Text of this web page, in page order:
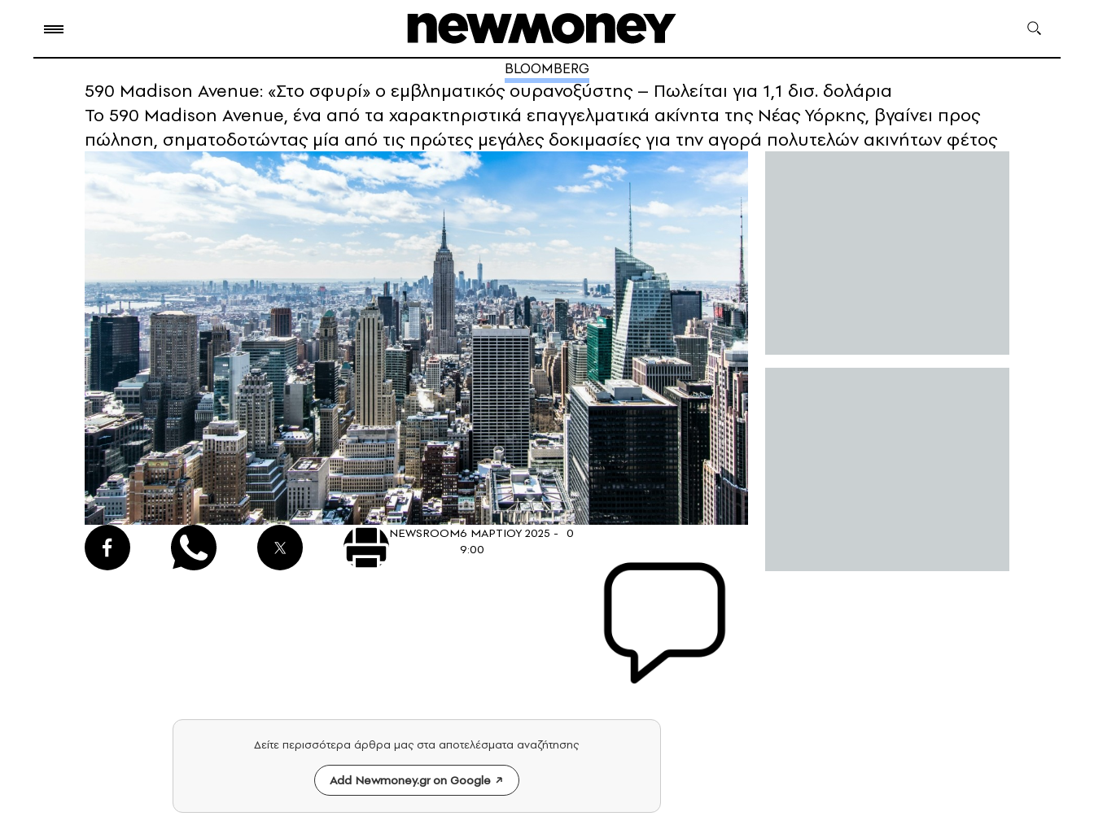
BLOOMBERG
590 Madison Avenue: «Στο σφυρί» ο εμβληματικός ουρανοξύστης – Πωλείται για 1,1 δισ. δολάρια
Το 590 Madison Avenue, ένα από τα χαρακτηριστικά επαγγελματικά ακίνητα της Νέας Υόρκης, βγαίνει προς
πώληση, σηματοδοτώντας μία από τις πρώτες μεγάλες δοκιμασίες για την αγορά πολυτελών ακινήτων φέτος
NEWSROOM6 ΜΑΡΤΙΟΥ 2025 -
9:00
0
Δείτε περισσότερα άρθρα μας στα αποτελέσματα αναζήτησης
Add Newmoney.gr on Google